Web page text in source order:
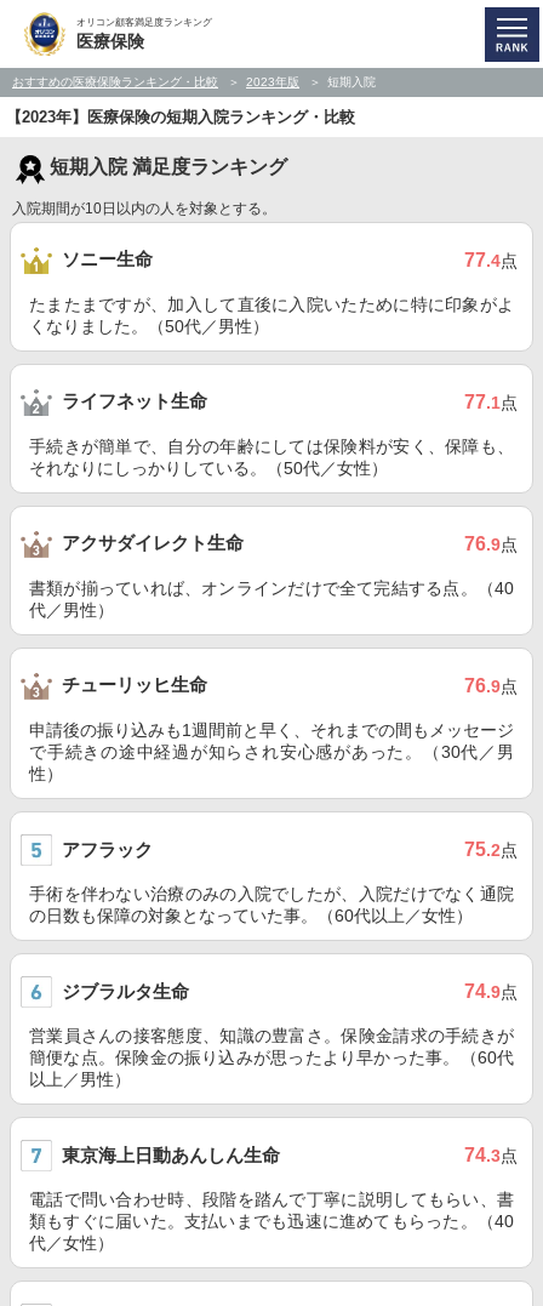
オリコン顧客満足度ランキング
医療保険
おすすめの医療保険ランキング・比較 2023年版 短期入院
【2023年】医療保険の短期入院ランキング・比較
短期入院 満足度ランキング
入院期間が10日以内の人を対象とする。
ソニー生命 77.4点
たまたまですが、加入して直後に入院いたために特に印象がよ
くなりました。（50代／男性）
ライフネット生命 77.1点
手続きが簡単で、自分の年齢にしては保険料が安く、保障も、
それなりにしっかりしている。（50代／女性）
アクサダイレクト生命 76.9点
書類が揃っていれば、オンラインだけで全て完結する点。（40
代／男性）
チューリッヒ生命 76.9点
申請後の振り込みも1週間前と早く、それまでの間もメッセージ
で手続きの途中経過が知らされ安心感があった。（30代／男
性）
アフラック 75.2点
手術を伴わない治療のみの入院でしたが、入院だけでなく通院
の日数も保障の対象となっていた事。（60代以上／女性）
ジブラルタ生命 74.9点
営業員さんの接客態度、知識の豊富さ。保険金請求の手続きが
簡便な点。保険金の振り込みが思ったより早かった事。（60代
以上／男性）
東京海上日動あんしん生命 74.3点
電話で問い合わせ時、段階を踏んで丁寧に説明してもらい、書
類もすぐに届いた。支払いまでも迅速に進めてもらった。（40
代／女性）